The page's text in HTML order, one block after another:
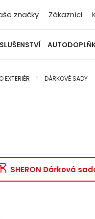
značky Zákazníci
EXTERIÉR DÁRKOVÉ SADY
SHERON Dárková